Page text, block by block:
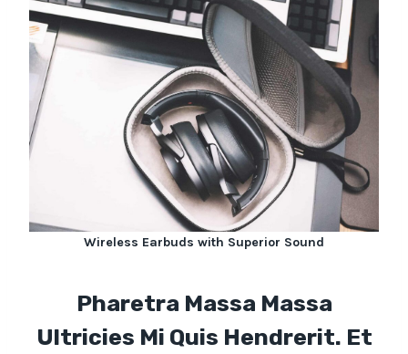
Wireless Earbuds with Superior Sound
Pharetra Massa Massa
Ultricies Mi Quis Hendrerit. Et